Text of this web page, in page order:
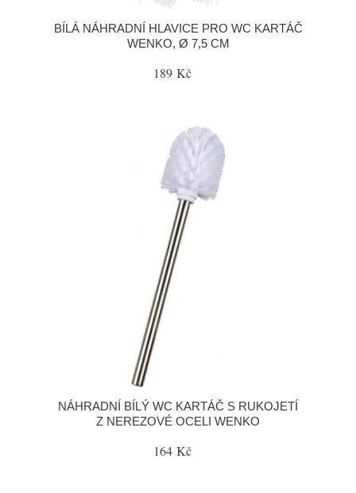
BÍLÁ NÁHRADNÍ HLAVICE PRO WC KARTÁČ
WENKO, Ø 7,5 CM
189 Kč
NÁHRADNÍ BÍLÝ WC KARTÁČ S RUKOJETÍ
Z NEREZOVÉ OCELI WENKO
164 Kč